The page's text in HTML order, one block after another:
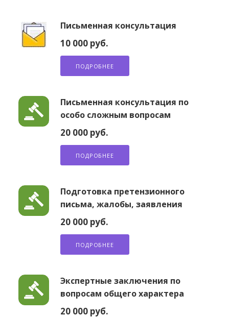
Письменная консультация
10 000 руб.
ПОДРОБНЕЕ
Письменная консультация по
особо сложным вопросам
20 000 руб.
ПОДРОБНЕЕ
Подготовка претензионного
письма, жалобы, заявления
20 000 руб.
ПОДРОБНЕЕ
Экспертные заключения по
вопросам общего характера
20 000 руб.